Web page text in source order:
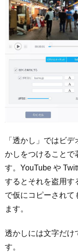
「透かし」ではビ
かしをつけることで
す。YouTube や
するとそれを盗用す
で仮にコピーされて
ます。
透かしには文字だけ
す。